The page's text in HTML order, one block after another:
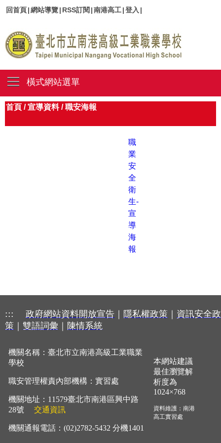
回首頁|網站導覽| RSS訂閱 |南港高工|登入 |
橫式網站選單
首頁 /宣導資料/職安海報
職
業
安
全
衛
生-
宣
導
海
報
::: 政府網站資料開放宣告 隱私權政策
資訊安全政
策
雙語詞彙 陳情系統
機關名稱：臺北市立南港高級工業職業
學校
職安管理權責內部機構：實習處
機關地址：11579臺北市南港區興中路
28號 交通資訊
機關通報電話：(02)2782-5432 分機1401
本網站建議
最佳瀏覽解
析度為
1024×768
資料維護：南港
高工實習處